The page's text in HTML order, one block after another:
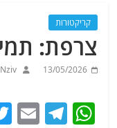
קריקטורות
צרפת:
13/05/2026
Nziv
W
T
E